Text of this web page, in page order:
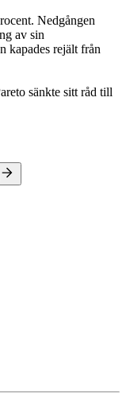
Nedgången
av sin
kapades rejält från
sänkte sitt råd till